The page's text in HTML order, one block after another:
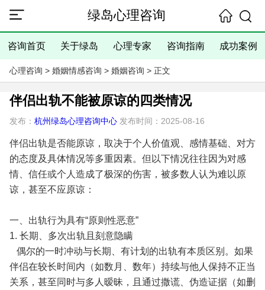
绿岛心理咨询
咨询首页 关于绿岛 心理专家 咨询指南 成功案例
心理咨询 > 婚姻情感咨询 > 婚姻咨询 > 正文
伴侣出轨不能被原谅的四类情况
发布： 杭州绿岛心理咨询中心发布时间：2025-08-16
伴侣出轨是否能原谅，取决于个人价值观、感情基础、对方
的态度及具体情况等多重因素。但以下情况往往因为对感
情、信任或个人造成了极深的伤害，被多数人认为难以原
谅，甚至不应原谅：
一、出轨行为具有“原则性恶意”
1. 长期、多次出轨且刻意隐瞒
偶尔的一时冲动与长期、有计划的出轨有本质区别。如果
伴侣在较长时间内（如数月、数年）持续与他人保持不正当
关系，甚至同时与多人暧昧，且通过撒谎、伪造证据（如删